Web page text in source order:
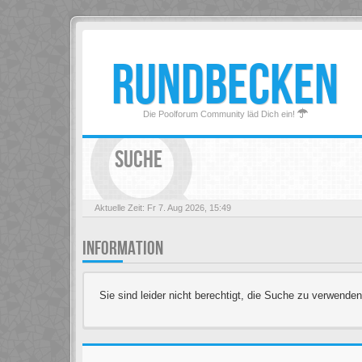
RUNDBECKEN
Die Poolforum Community läd Dich ein!
SUCHE
Aktuelle Zeit: Fr 7. Aug 2026, 15:49
INFORMATION
Sie sind leider nicht berechtigt, die Suche zu